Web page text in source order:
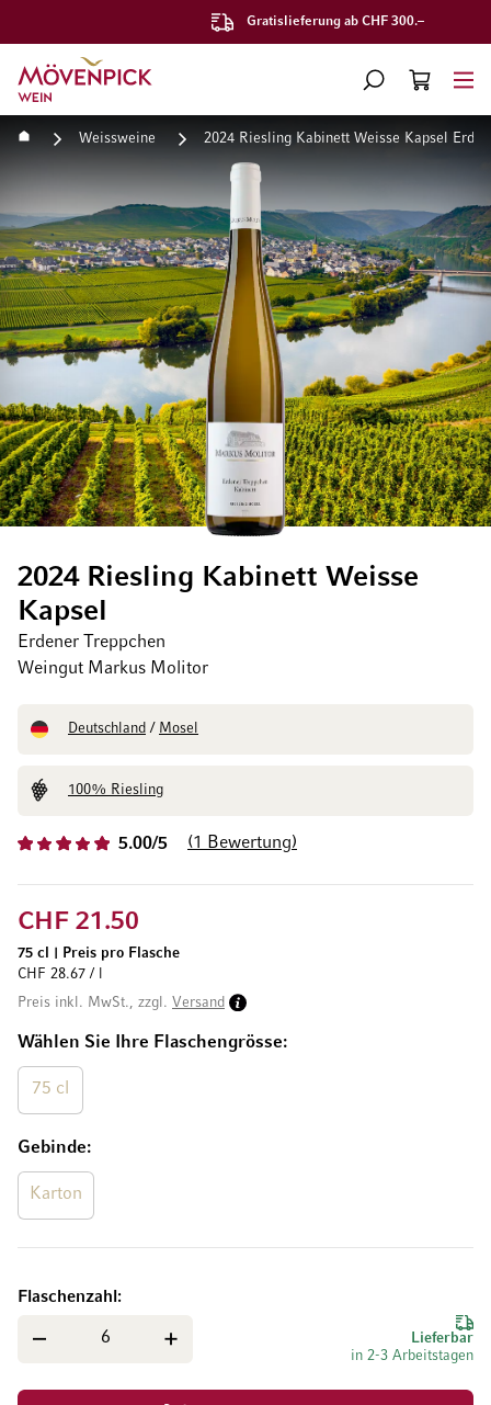
Gratislieferung ab CHF 300.–
Zur Startseite
SUCHE
WARENKORB
Startseite Weissweine 2024 Riesling Kabinett Weisse Kapsel
5.00/5 1 Bewertung
2024 Riesling Kabinett Weisse
Kapsel
Erdener Treppchen
Weingut Markus Molitor
Deutschland / Mosel
100% Riesling
Wählen Sie Ihre Flaschengrösse
75 cl
Gebinde
Karton
CHF 21.50
75 cl
Preis pro Flasche
CHF 28.67 / l
Preis inkl. MwSt., zzgl. Versand
Lieferbar
in 2-3 Arbeitstagen
Flaschenzahl
Zum Ende der Bildgalerie springen